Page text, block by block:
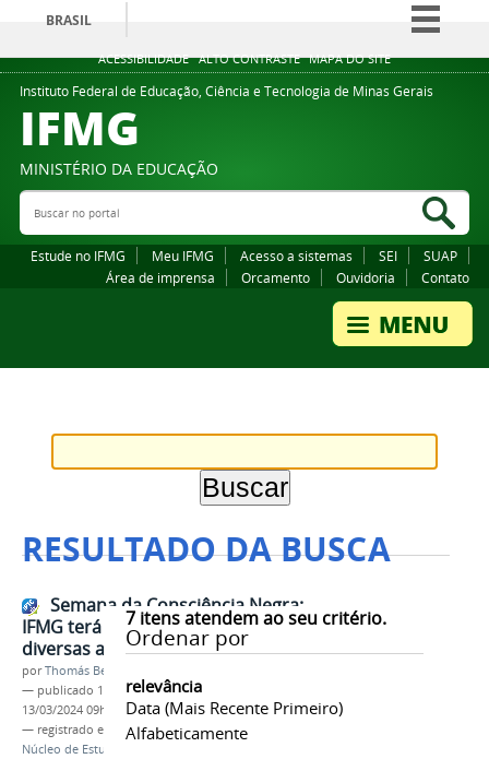
ACESSIBILIDADE ALTO CONTRASTE MAPA DO SITE
BRASIL
Simplifique!
Comunica BR
Legislação
Instituto Federal de Educação, Ciência e Tecnologia de Minas Gerais
IFMG
MINISTÉRIO DA EDUCAÇÃO
Buscar no portal
Estude no IFMG Meu IFMG Acesso a sistemas SEI
SUAP
Área de imprensa
Orcamento Ouvidoria Contato
RESULTADO DA BUSCA
7itens atendem ao seu critério.
Ordenar por
relevância
Data (mais Recente Primeiro)
Alfabeticamente
Semana da Consciência Negra:
IFMG terá programação com
diversas atividades
porThomás Bertozzi de Oliveira e Sousa Leão
— publicado 12/11/2021—última modificação
13/03/2024 09h34
— registrado em:
Semana da Consciência Negra
Núcleo de Estudos Afro-Brasileiros e Indígenas